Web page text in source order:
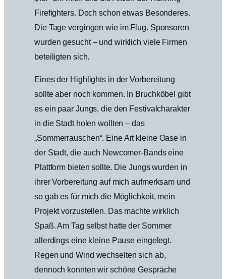
Firefighters. Doch schon etwas Besonderes.
Die Tage vergingen wie im Flug. Sponsoren
wurden gesucht – und wirklich viele Firmen
beteiligten sich.
Eines der Highlights in der Vorbereitung
sollte aber noch kommen. In Bruchköbel gibt
es ein paar Jungs, die den Festivalcharakter
in die Stadt holen wollten – das
„Sommerrauschen“. Eine Art kleine Oase in
der Stadt, die auch Newcomer-Bands eine
Plattform bieten sollte. Die Jungs wurden in
ihrer Vorbereitung auf mich aufmerksam und
so gab es für mich die Möglichkeit, mein
Projekt vorzustellen. Das machte wirklich
Spaß. Am Tag selbst hatte der Sommer
allerdings eine kleine Pause eingelegt.
Regen und Wind wechselten sich ab,
dennoch konnten wir schöne Gespräche